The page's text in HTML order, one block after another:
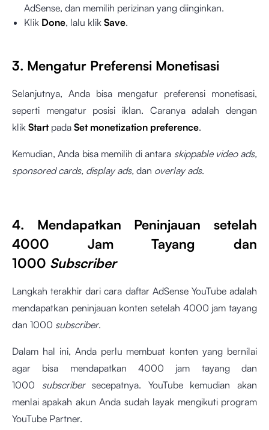
AdSense, dan memilih perizinan yang diinginkan.
Klik Done, lalu klik Save.
3. Mengatur Preferensi Monetisasi
Selanjutnya, Anda bisa mengatur preferensi monetisasi,
seperti mengatur posisi iklan. Caranya adalah dengan
klik Start pada Set monetization preference.
Kemudian, Anda bisa memilih di antara skippable video ads,
sponsored cards, display ads, dan overlay ads.
4. Mendapatkan Peninjauan setelah
4000 Jam Tayang dan
1000 Subscriber
Langkah terakhir dari cara daftar AdSense YouTube adalah
mendapatkan peninjauan konten setelah 4000 jam tayang
dan 1000 subscriber.
Dalam hal ini, Anda perlu membuat konten yang bernilai
agar bisa mendapatkan 4000 jam tayang dan
1000 subscribersecepatnya. YouTube kemudian akan
menlai apakah akun Anda sudah layak mengikuti program
YouTube Partner.